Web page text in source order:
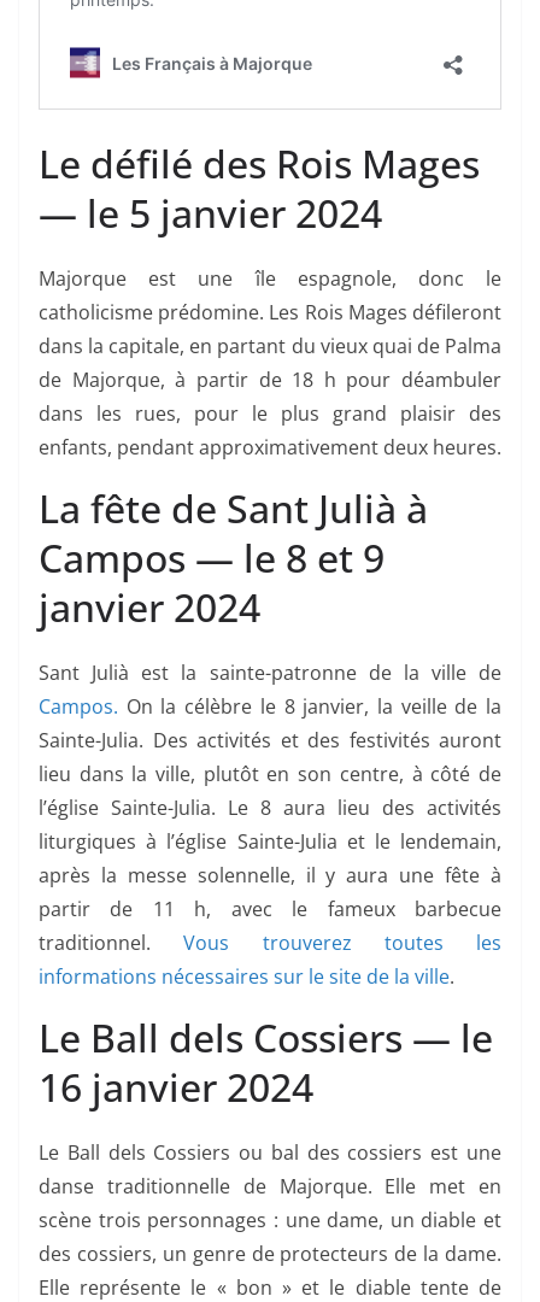
Le défilé des Rois Mages
— le 5 janvier 2024
Majorque est une île espagnole, donc le
catholicisme prédomine. Les Rois Mages défileront
dans la capitale, en partant du vieux quai de Palma
de Majorque, à partir de 18 h pour déambuler
dans les rues, pour le plus grand plaisir des
enfants, pendant approximativement deux heures.
La fête de Sant Julià à
Campos — le 8 et 9
janvier 2024
Sant Julià est la sainte-patronne de la ville de
Campos. On la célèbre le 8 janvier, la veille de la
Sainte-Julia. Des activités et des festivités auront
lieu dans la ville, plutôt en son centre, à côté de
l’église Sainte-Julia. Le 8 aura lieu des activités
liturgiques à l’église Sainte-Julia et le lendemain,
après la messe solennelle, il y aura une fête à
partir de 11 h, avec le fameux barbecue
traditionnel.Vous trouverez toutes les
informations nécessaires sur le site de la ville.
Le Ball dels Cossiers — le
16 janvier 2024
Le Ball dels Cossiers ou bal des cossiers est une
danse traditionnelle de Majorque. Elle met en
scène trois personnages : une dame, un diable et
des cossiers, un genre de protecteurs de la dame.
Elle représente le « bon » et le diable tente de